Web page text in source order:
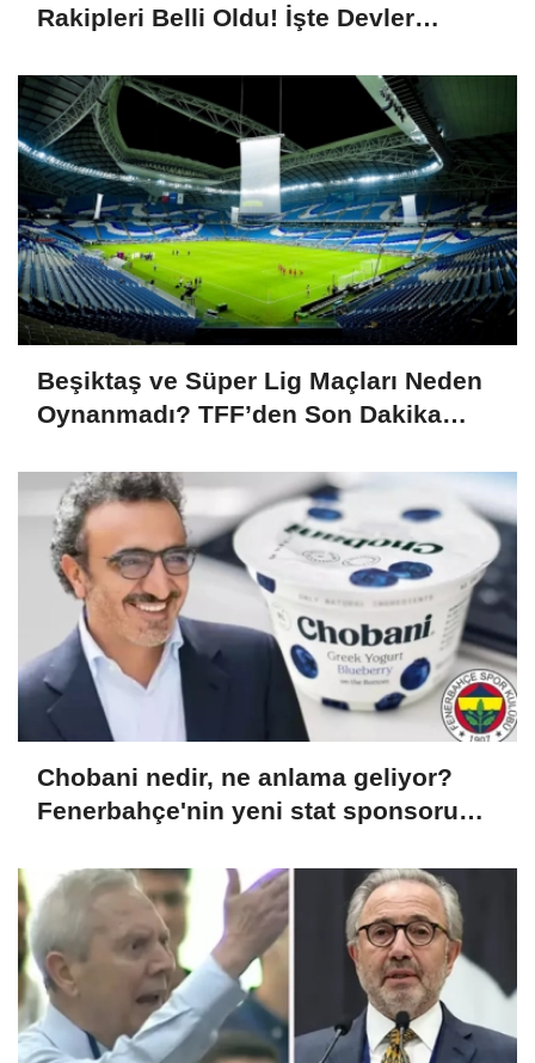
Rakipleri Belli Oldu! İşte Devler
Beşiktaş ve Süper Lig Maçları Neden
Oynanmadı? TFF’den Son Dakika
Chobani nedir, ne anlama geliyor?
Fenerbahçe'nin yeni stat sponsoru